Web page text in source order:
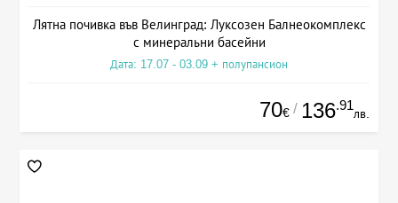
Лятна почивка във Велинград: Луксозен Балнеокомплекс
с минеральни басейни
Дата: 17.07 - 03.09 + полупансион
70€ / 136.91
лв.